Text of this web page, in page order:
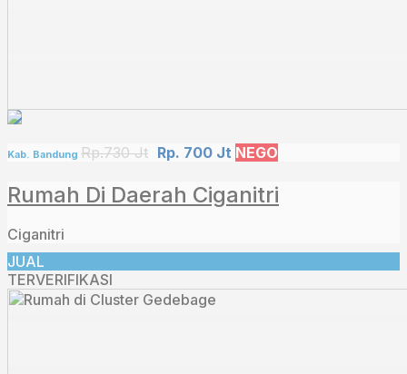
Kab. Bandung Rp.730 Jt Rp. 700 Jt NEGO
Rumah Di Daerah Ciganitri
Ciganitri
JUAL
TERVERIFIKASI